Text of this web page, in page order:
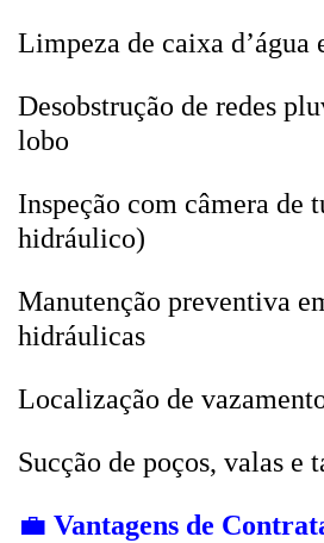
Limpeza de caixa d’água
Desobstrução de redes
lobo
Inspeção com câmera de
hidráulico)
Manutenção preventiva
hidráulicas
Localização de
Sucção de poços, valas e
💼 Vantagens de